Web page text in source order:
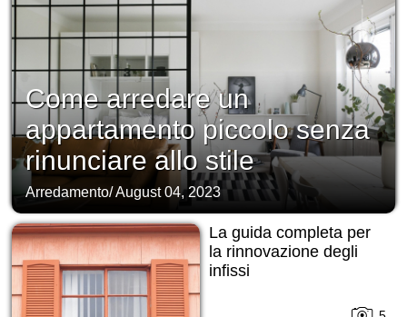
Come arredare un
appartamento piccolo senza
rinunciare allo stile
Arredamento/August 04, 2023
La guida completa per
la rinnovazione degli
infissi